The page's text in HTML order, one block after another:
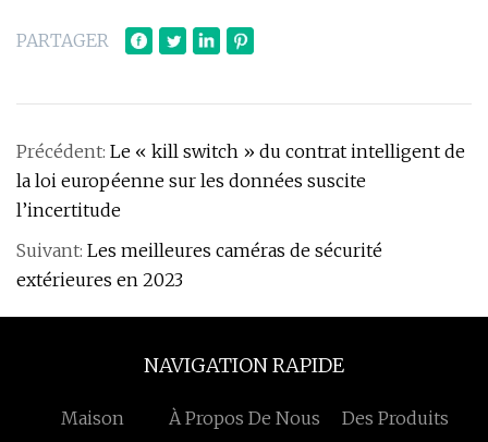
PARTAGER
Précédent: Le « kill switch » du contrat intelligent de
la loi européenne sur les données suscite
l’incertitude
Suivant: Les meilleures caméras de sécurité
extérieures en 2023
NAVIGATION RAPIDE
Maison À Propos De Nous Des Produits